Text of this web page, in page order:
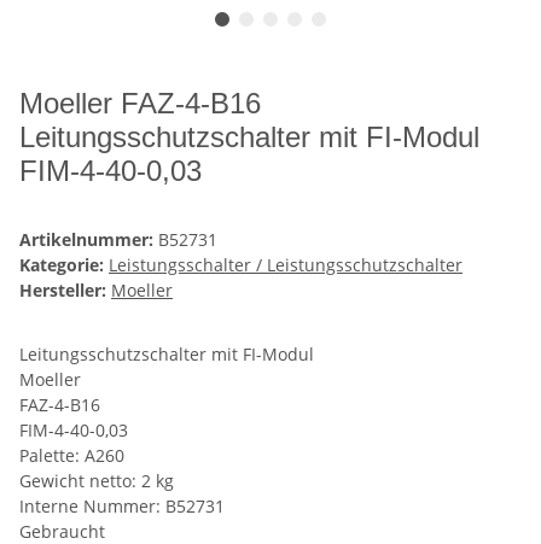
Moeller FAZ-4-B16
Leitungsschutzschalter mit FI-Modul
FIM-4-40-0,03
Artikelnummer: B52731
Kategorie: Leistungsschalter / Leistungsschutzschalter
Hersteller: Moeller
Leitungsschutzschalter mit FI-Modul
Moeller
FAZ-4-B16
FIM-4-40-0,03
Palette: A260
Gewicht netto: 2 kg
Interne Nummer: B52731
Gebraucht